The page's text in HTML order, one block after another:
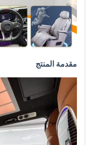
مقدمة المنتج